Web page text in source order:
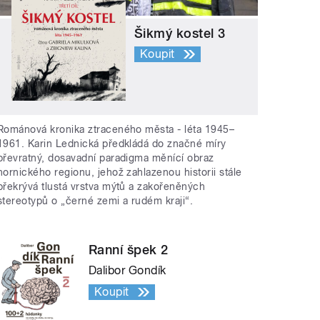
Šikmý kostel 3
Koupit
kronika ztraceného města - léta 1945–
Karin Lednická předkládá do značné míry
dosavadní paradigma měnící obraz
regionu, jehož zahlazenou historii stále
tlustá vrstva mýtů a zakořeněných
o „černé zemi a rudém kraji“.
Ranní špek 2
Dalibor Gondík
Koupit